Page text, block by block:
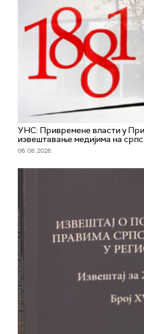
УНС: Привремене власти у
извештавање медијима на
06. 08. 2026.